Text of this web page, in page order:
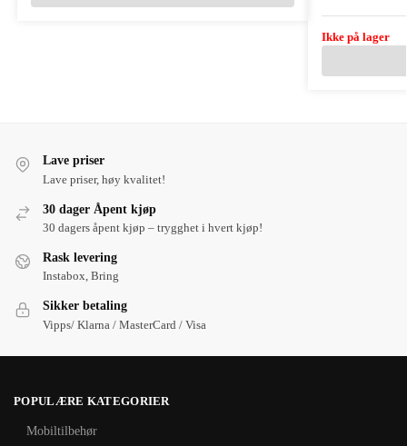
Ikke på lager
Lave priser
Lave priser, høy kvalitet!
30 dager Åpent kjøp
30 dagers åpent kjøp – trygghet i hvert kjøp!
Rask levering
Instabox, Bring
Sikker betaling
Vipps/ Klarna / MasterCard / Visa
POPULÆRE KATEGORIER
Mobiltilbehør